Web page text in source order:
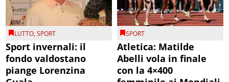
LUTTO,SPORT
Sport invernali: il
fondo valdostano
piange Lorenzina
SPORT
Atletica: Matilde
Abelli vola in finale
con la 4×400